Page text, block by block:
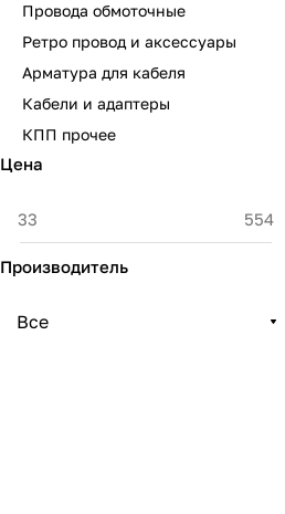
Провода обмоточные
Ретро провод и аксессуары
Арматура для кабеля
Кабели и адаптеры
КПП прочее
Цена
Производитель
Все